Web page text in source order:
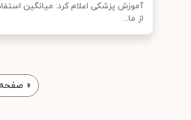
آموزش پزشکی اعلام کرد: میانگین
از ما...
«